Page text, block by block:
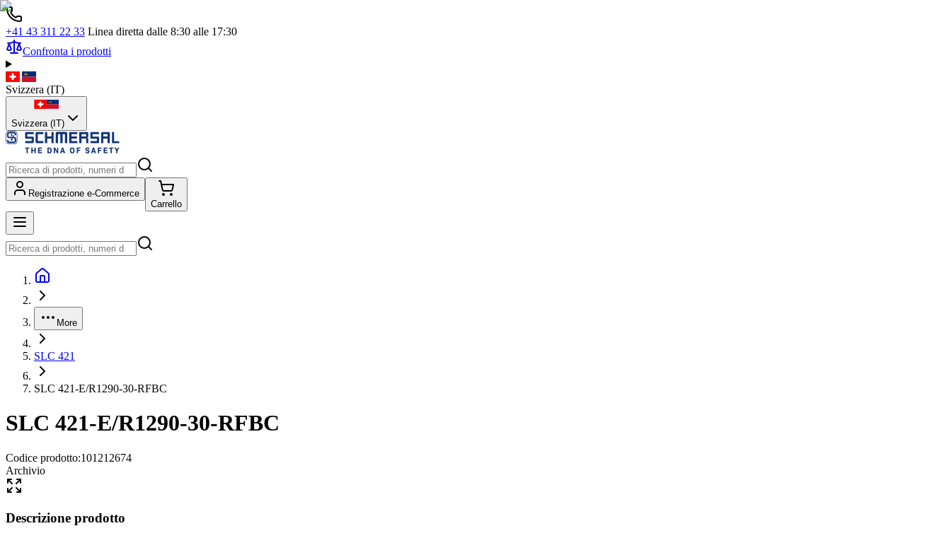
+41 43 311 22 33 Linea diretta dalle 8:30 alle 17:30
Confronta i prodotti
Svizzera (IT)
Svizzera (IT)
Registrazione e-Commerce
Carrello
More
SLC 421
SLC 421-E/R1290-30-RFBC
SLC 421-E/R1290-30-RFBC
Codice prodotto:101212674
Archivio
Descrizione prodotto